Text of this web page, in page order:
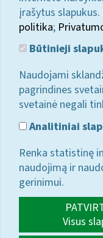
įrašytus
politika;
Būtinieji
Naudojami
pagrindines
svetainė negali
Analitiniai
Renka statistinę
naudojimą ir
gerinimui.
Visus